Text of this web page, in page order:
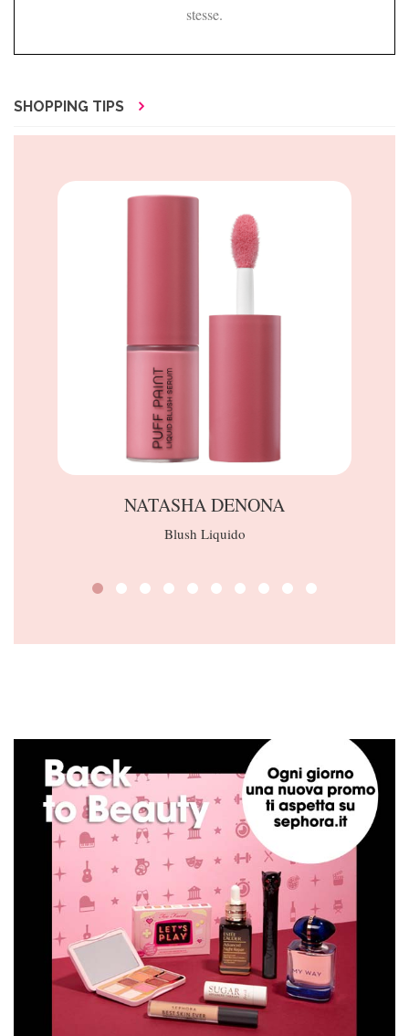
stesse.
SHOPPING TIPS
NATASHA DENONA
Blush Liquido